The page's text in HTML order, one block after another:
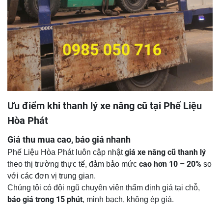
Ưu điểm khi thanh lý xe nâng cũ tại Phế Liệu
Hòa Phát
Giá thu mua cao, báo giá nhanh
Phế Liệu Hòa Phát luôn cập nhậtgiá xe nâng cũ thanh lý
theo thị trường thực tế, đảm bảo mức cao hơn 10 – 20% so
với các đơn vị trung gian.
Chúng tôi có đội ngũ chuyên viên thẩm định giá tại chỗ,
báo giá trong 15 phút, minh bạch, không ép giá.